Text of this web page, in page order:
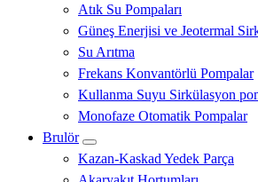
Atık Su Pompaları
Güneş Enerjisi ve Jeotermal
Su Arıtma
Frekans Konvantörlü Pompalar
Kullanma Suyu Sirkülasyon
Monofaze Otomatik Pompalar
Brulör
Kazan-Kaskad Yedek Parça